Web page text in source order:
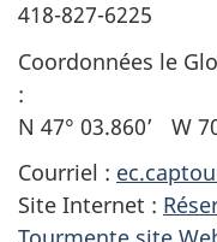
418-827-6225
Coordonnées le
:
N 47° 03.860’ W
Courriel :
Site Internet :